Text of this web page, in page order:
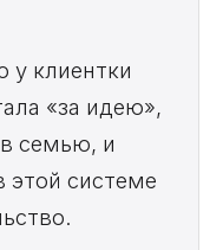
у клиентки
«за идею»,
семью, и
этой системе